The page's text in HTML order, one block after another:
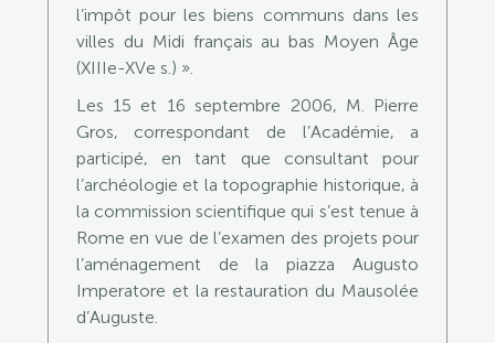
l’impôt pour les biens communs dans les
villes du Midi français au bas Moyen Âge
(XIIIe-XVe s.) ».
Les 15 et 16 septembre 2006, M. Pierre
Gros, correspondant de l’Académie, a
participé, en tant que consultant pour
l’archéologie et la topographie historique, à
la commission scientifique qui s’est tenue à
Rome en vue de l’examen des projets pour
l’aménagement de la piazza Augusto
Imperatore et la restauration du Mausolée
d’Auguste.